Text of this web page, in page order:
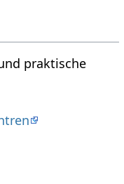
praktische